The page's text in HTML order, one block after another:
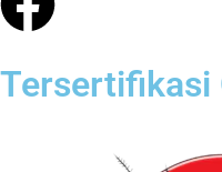
Tersertifikasi